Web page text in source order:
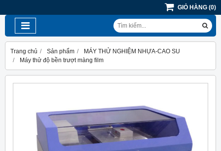
GIỎ HÀNG (0)
Trang chủ Sản phẩm
MÁY THỬ NGHIỆM NHỰA-CAO SU
Máy thử độ bền trượt màng film